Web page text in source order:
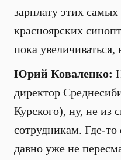
зарплату этих
красноярских
пока
Юрий Коваленко:
директор
Курского), ну, не из
сотрудникам. Где-
давно уже не